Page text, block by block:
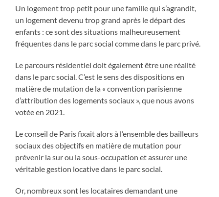
Un logement trop petit pour une famille qui s’agrandit,
un logement devenu trop grand après le départ des
enfants : ce sont des situations malheureusement
fréquentes dans le parc social comme dans le parc privé.
Le parcours résidentiel doit également être une réalité
dans le parc social. C’est le sens des dispositions en
matière de mutation de la « convention parisienne
d’attribution des logements sociaux », que nous avons
votée en 2021.
Le conseil de Paris fixait alors à l’ensemble des bailleurs
sociaux des objectifs en matière de mutation pour
prévenir la sur ou la sous-occupation et assurer une
véritable gestion locative dans le parc social.
Or, nombreux sont les locataires demandant une